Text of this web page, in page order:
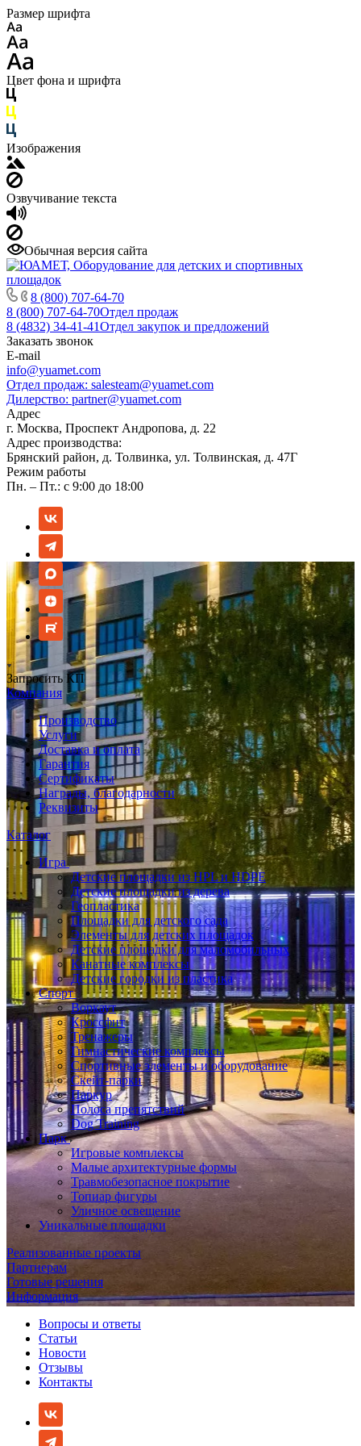
Размер шрифта
Цвет фона и шрифта
Изображения
Озвучивание текста
Обычная версия сайта
8 (800) 707-64-70
8 (800) 707-64-70Отдел продаж
8 (4832) 34-41-41Отдел закупок и предложений
Заказать звонок
E-mail
info@yuamet.com
Отдел продаж: salesteam@yuamet.com
Дилерство: partner@yuamet.com
Адрес
г. Москва, Проспект Андропова, д. 22
Адрес производства:
Брянский район, д. Толвинка, ул. Толвинская, д. 47Г
Режим работы
Пн. – Пт.: с 9:00 до 18:00
Запросить КП
Компания
Производство
Услуги
Доставка и оплата
Гарантия
Сертификаты
Награды, благодарности
Реквизиты
Каталог
Игра
Детские площадки из HPL и HDPE
Детские площадки из дерева
Геопластика
Площадки для детского сада
Элементы для детских площадок
Детские площадки для маломобильных
Канатные комплексы
Детские городки из пластика
Спорт
Воркаут
Кроссфит
Тренажеры
Гимнастические комплексы
Спортивные элементы и оборудование
Скейт-парки
Паркур
Полоса препятствий
Dog Training
Парк
Игровые комплексы
Малые архитектурные формы
Травмобезопасное покрытие
Топиар фигуры
Уличное освещение
Уникальные площадки
Реализованные проекты
Партнерам
Готовые решения
Информация
Вопросы и ответы
Статьи
Новости
Отзывы
Контакты